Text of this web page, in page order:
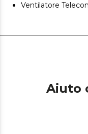
Ventilatore
Aiuto